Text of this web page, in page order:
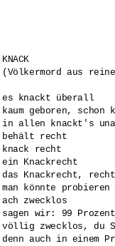
KNACK
(Völkermord aus
es knackt überall
kaum geboren, schon
in allen knackt's
behält recht
knack recht
ein Knackrecht
das Knackrecht,
man könnte probieren
ach zwecklos
sagen wir: 99 Prozent
völlig zwecklos, du
denn auch in einem